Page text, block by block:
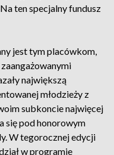
ten specjalny fundusz
jest tym placówkom,
największą
młodzieży z
subkoncie najwięcej
się pod honorowym
W tegorocznej edycji
w programie